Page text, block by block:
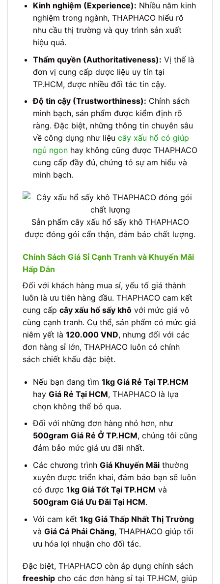
Kinh nghiệm (Experience): Nhiều năm kinh
nghiệm trong ngành, THAPHACO hiểu rõ
nhu cầu thị trường và quy trình sản xuất
hiệu quả.
Thẩm quyền (Authoritativeness): Vị thế là
đơn vị cung cấp dược liệu uy tín tại
TP.HCM, được nhiều đối tác tin cậy.
Độ tin cậy (Trustworthiness): Chính sách
minh bạch, sản phẩm được kiểm định rõ
ràng. Đặc biệt, những thông tin chuyên sâu
về công dụng như liệu cây xấu hổ có giúp
ngủ ngonhay không cũng được THAPHACO
cung cấp đầy đủ, chứng tỏ sự am hiểu và
minh bạch.
Sản phẩm cây xấu hổ sấy khô THAPHACO
được đóng gói cẩn thận, đảm bảo chất lượng.
Chính Sách Giá Sỉ Cạnh Tranh và Khuyến Mãi
Hấp Dẫn
Đối với khách hàng mua sỉ, yếu tố giá thành
luôn là ưu tiên hàng đầu. THAPHACO cam kết
cung cấp cây xấu hổ sấy khô với mức giá vô
cùng cạnh tranh. Cụ thể, sản phẩm có mức giá
niêm yết là 120.000 VND, nhưng đối với các
đơn hàng sỉ lớn, THAPHACO luôn có chính
sách chiết khấu đặc biệt.
Nếu bạn đang tìm 1kg Giá Rẻ Tại TP.HCM
hay Giá Rẻ Tại HCM, THAPHACO là lựa
chọn không thể bỏ qua.
Đối với những đơn hàng nhỏ hơn, như
500gram Giá Rẻ Ở TP.HCM, chúng tôi cũng
đảm bảo mức giá ưu đãi nhất.
Các chương trình Giá Khuyến Mãithường
xuyên được triển khai, đảm bảo bạn sẽ luôn
có được 1kg Giá Tốt Tại TP.HCM và
500gram Giá Ưu Đãi Tại HCM.
Với cam kết 1kg Giá Thấp Nhất Thị Trường
và Giá Cả Phải Chăng, THAPHACO giúp tối
ưu hóa lợi nhuận cho đối tác.
Đặc biệt, THAPHACO còn áp dụng chính sách
freeship cho các đơn hàng sỉ tại TP.HCM, giúp